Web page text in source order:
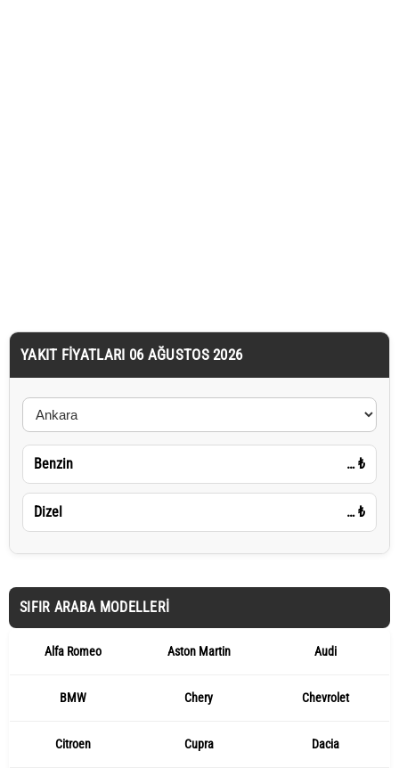
YAKIT FIYATLARI 06 AĞUSTOS 2026
Benzin … ₺
Dizel … ₺
SIFIR ARABA MODELLERI
Alfa Romeo Aston Martin Audi
BMW Chery Chevrolet
Citroen Cupra Dacia